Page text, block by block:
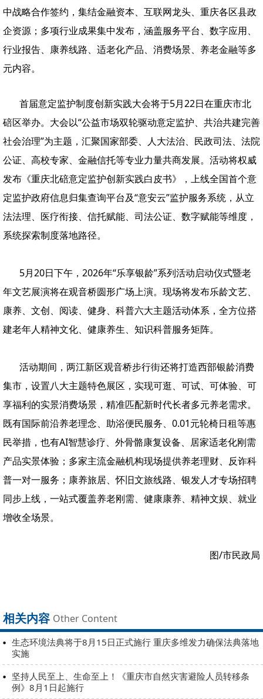
中战略合作签约，集结金融资本、互联网龙头、重庆各区县政
企资源；多项行业成果集中发布，涵盖服务平台、数字应用、
行业报告、康养线路、适老化产品、消费场景、养老金融等多
元内容。
首届意定监护制度创新实践大会将于5月22日在重庆市北
碚区举办。大会以“公益市场双轮驱动意定监护、共治共建完善
社会治理”为主题，汇聚国家部委、人大法治、民政司法、法院
公证、高校专家、金融信托等专业力量共商发展。活动将权威
发布《重庆北碚意定监护创新实践白皮书》，上线全国首个意
定监护政府信息归集查询平台及“意安云”监护服务系统，从立
法法理、医疗衔接、信托赋能、司法公证、数字赋能等维度，
系统探索制度落地路径。
5月20日下午，2026年“乐享银龄”系列活动启动仪式暨老
年文艺展演将在观音桥圆形广场上演。现场将发布乐龄文艺、
康养、文创、阅读、健身、科普六大主题活动体系，全方位搭
建老年人精神文化、健康养生、知识科普服务矩阵。
活动期间， 两江新区观音桥步行街还将打造西部银龄消费
集市，设置八大主题特色展区，实现可逛、可试、可体验、可
享福利的实景消费场景，精准匹配新时代长者多元养老需求。
既有国际前沿养老理念、助浴便民服务、0.01元轮椅日租等惠
民举措，也有AI智慧诊疗、外骨骼康复设备、居家适老化刚需
产品实景体验；多家主流金融机构现场提供养老理财、反诈科
普一对一服务；康养旅居、怀旧文旅线路、银发人才专场招聘
同步上线，一站式覆盖养老刚需、健康康养、精神文娱、就业
增收全场景。
图/市民政局
相关内容 Other Content
生态环境法典将于8月15日正式施行 重庆多维发力确保法典落地
实施
坚持人民至上、生命至上！《重庆市自然灾害避险人员转移条
例》8月1日起施行